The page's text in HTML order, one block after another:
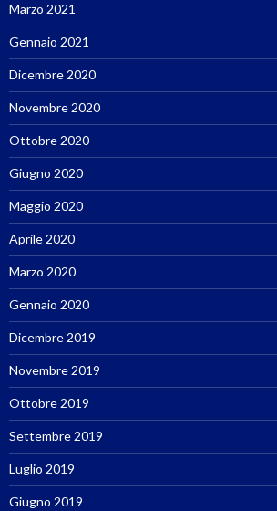
Marzo 2021
Gennaio 2021
Dicembre 2020
Novembre 2020
Ottobre 2020
Giugno 2020
Maggio 2020
Aprile 2020
Marzo 2020
Gennaio 2020
Dicembre 2019
Novembre 2019
Ottobre 2019
Settembre 2019
Luglio 2019
Giugno 2019